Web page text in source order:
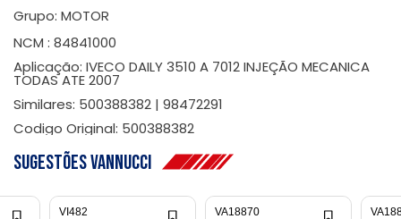
Grupo: MOTOR
NCM : 84841000
Aplicação: IVECO DAILY 3510 A 7012 INJEÇÃO MECANICA
TODAS ATE 2007
Similares: 500388382 | 98472291
Codigo Original: 500388382
Sugestões Vannucci
VI482 VA18870